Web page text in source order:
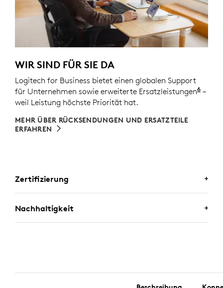
WIR SIND FÜR SIE DA
Logitech for Business bietet einen globalen Support
für Unternehmen sowie erweiterte Ersatzleistungen6 –
weil Leistung höchste Priorität hat.
MEHR ÜBER RÜCKSENDUNGEN UND ERSATZTEILE
ERFAHREN
Zertifizierung
ZERTIFIZIERT FÜR BUSINESS-
ANWENDUNGEN
Außerdem erfüllt es die strengen Anforderungen des
Notebook-Zubehörprogramms „Engineered for
Nachhaltigkeit
ZUFRIEDEN SEIN WERDEN